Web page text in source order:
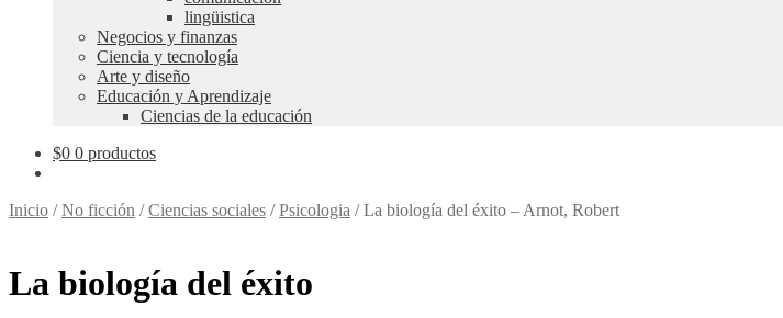
lingüistica
Negocios y finanzas
Ciencia y tecnología
Arte y diseño
Educación y Aprendizaje
Ciencias de la educación
$0 0 productos
Inicio /No ficción /Ciencias sociales /Psicologia /La biología del éxito – Arnot, Robert
La biología del éxito